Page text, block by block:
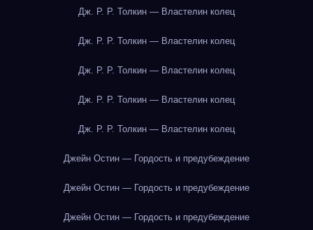
Дж. Р. Р. Толкин — Властелин колец
Дж. Р. Р. Толкин — Властелин колец
Дж. Р. Р. Толкин — Властелин колец
Дж. Р. Р. Толкин — Властелин колец
Дж. Р. Р. Толкин — Властелин колец
Джейн Остин — Гордость и предубеждение
Джейн Остин — Гордость и предубеждение
Джейн Остин — Гордость и предубеждение